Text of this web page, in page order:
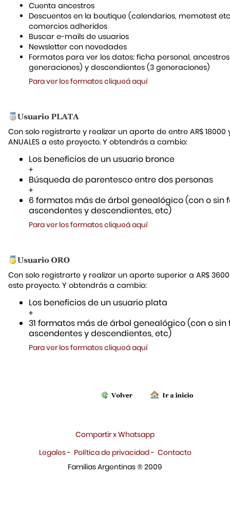
Cuenta ancestros
Descuentos en la boutique (calendarios, memotest
comercios adheridos
Buscar e-mails de usuarios
Newsletter con novedades
Formatos para ver los datos: ficha personal,
generaciones) y descendientes (3 generaciones)
Para ver los formatos cliqueá aquí
Con solo registrarte y realizar un aporte de entre AR$ 18000
ANUALES a este proyecto. Y obtendrás a cambio:
Los beneficios de un usuario bronce
+
Búsqueda de parentesco entre dos personas
+
6 formatos más de árbol genealógico (con o sin
ascendentes y descendientes, etc)
Para ver los formatos cliqueá aquí
Con solo registrarte y realizar un aporte superior a AR$
este proyecto. Y obtendrás a cambio:
Los beneficios de un usuario plata
+
31 formatos más de árbol genealógico (con o sin
ascendentes y descendientes, etc)
Para ver los formatos cliqueá aquí
Compartir x Whatsapp
Legales- Política de privacidad- Contacto
Familias Argentinas ® 2009